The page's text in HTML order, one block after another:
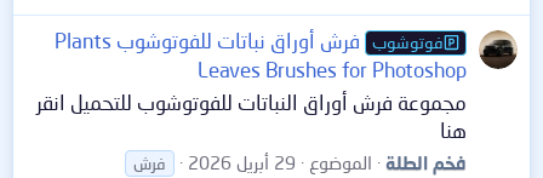
فوتوشوب
فرش أوراق نباتات للفوتوشوب Plants
Leaves Brushes for Photoshop
مجموعة فرش أوراق النباتات للفوتوشوب للتحميل انقر
هنا
فخم الطلة الموضوع 29 أبريل 2026
فرش